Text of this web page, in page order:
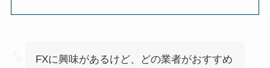
FXに興味があるけど、どの業者がおすすめ